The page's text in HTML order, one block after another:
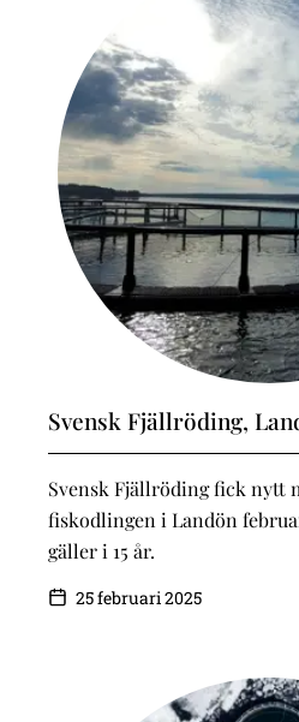
Svensk Fjällröding,
Svensk Fjällröding fick
fiskodlingen i Landön
gäller i 15 år.
25 februari 2025